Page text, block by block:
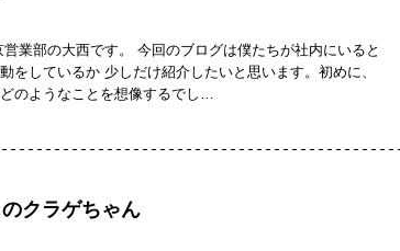
業部の大西です。 今回のブログは僕たちが社内にいると
をしているか 少しだけ紹介したいと思います。初めに、
どのようなことを想像するでし…
クラゲちゃん